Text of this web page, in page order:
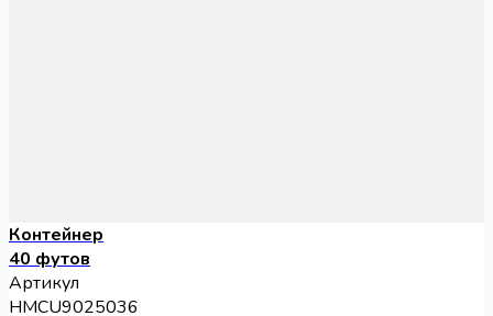
Контейнер
40 футов
Артикул
HMCU9025036